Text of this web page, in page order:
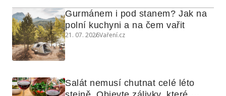
Gurmánem i pod stanem? Jak na
polní kuchyni a na čem vařit
21. 07. 2026Vaření.cz
Salát nemusí chutnat celé léto